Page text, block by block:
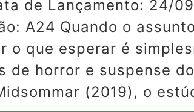
de Lançamento: 24/
A24 Quando o
o que esperar é
de horror e suspense
(2019), o